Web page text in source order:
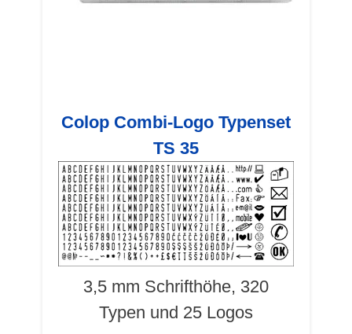
Colop Combi-Logo Typenset
TS 35
3,5 mm Schrifthöhe, 320
Typen und 25 Logos